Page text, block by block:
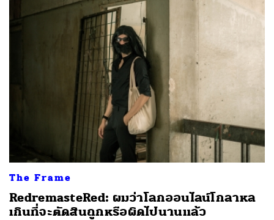
The Frame
RedremasteRed: ผมว่าโลกออนไลน์โกลาหล
เกินที่จะตัดสินถูกหรือผิดไปนานแล้ว